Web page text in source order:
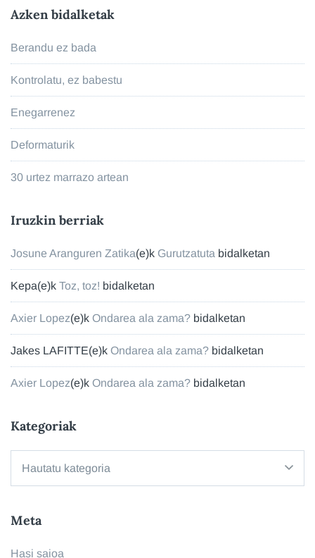
Azken bidalketak
Berandu ez bada
Kontrolatu, ez babestu
Enegarrenez
Deformaturik
30 urtez marrazo artean
Iruzkin berriak
Josune Aranguren Zatika(e)k Gurutzatuta bidalketan
Kepa(e)k Toz, toz! bidalketan
Axier Lopez(e)k Ondarea ala zama? bidalketan
Jakes LAFITTE(e)k Ondarea ala zama? bidalketan
Axier Lopez(e)k Ondarea ala zama? bidalketan
Kategoriak
Meta
Hasi saioa